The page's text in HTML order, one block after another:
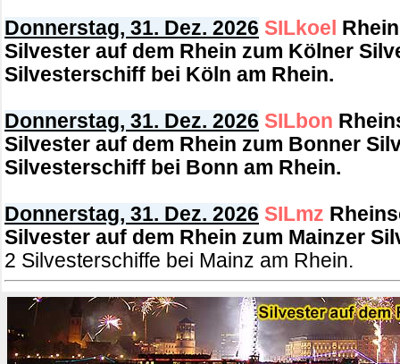
Donnerstag, 31. Dez. 2026 SILkoel
Silvester auf dem Rhein zum Kölner
Silvesterschiff bei Köln am Rhein.
Donnerstag, 31. Dez. 2026 SILbon
Silvester auf dem Rhein zum Bonner
Silvesterschiff bei Bonn am Rhein.
Donnerstag, 31. Dez. 2026 SILmz
Silvester auf dem Rhein zum Mainzer
2 Silvesterschiffe bei Mainz am Rhein.